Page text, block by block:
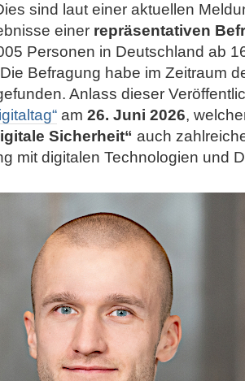
sind laut einer aktuellen
einer repräsentativen
Personen in Deutschland ab
Befragung habe im Zeitraum
Anlass dieser
am 26. Juni 2026,
Sicherheit“ auch
mit digitalen Technologien und